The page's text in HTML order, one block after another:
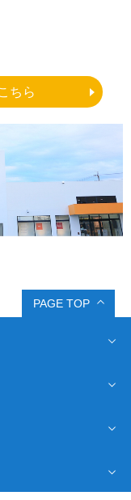
ちら
PAGE TOP